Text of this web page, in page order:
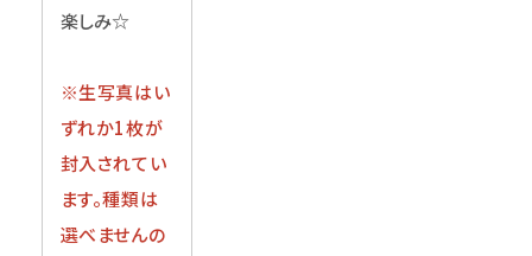
楽しみ☆
※生写真はい
ずれか1枚が
封入されてい
ます。種類は
選べませんの